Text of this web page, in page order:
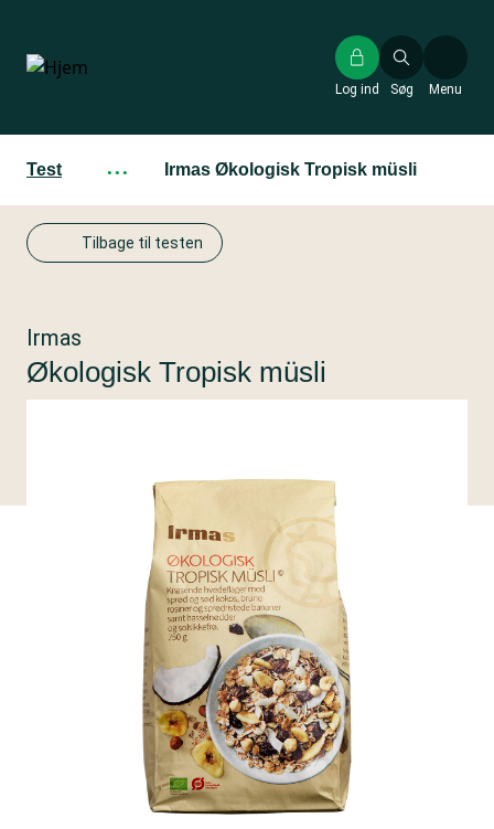
hovedindhold
Søg
Log ind Menu
Test ··· Irmas Økologisk Tropisk müsli
Tilbage til testen
Irmas
Økologisk Tropisk müsli